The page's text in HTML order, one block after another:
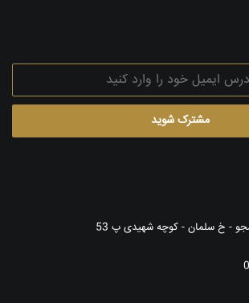
- خ سلمان - کوچه شهیدی پ 53